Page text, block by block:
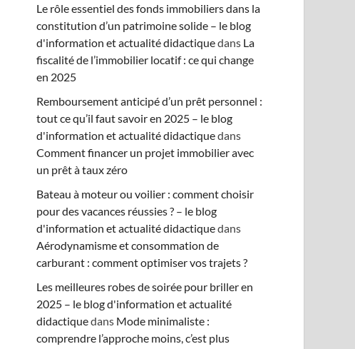
Le rôle essentiel des fonds immobiliers dans la
constitution d’un patrimoine solide – le blog
d'information et actualité didactiquedans La
fiscalité de l’immobilier locatif : ce qui change
en 2025
Remboursement anticipé d’un prêt personnel :
tout ce qu’il faut savoir en 2025 – le blog
d'information et actualité didactiquedans
Comment financer un projet immobilier avec
un prêt à taux zéro
Bateau à moteur ou voilier : comment choisir
pour des vacances réussies ? – le blog
d'information et actualité didactiquedans
Aérodynamisme et consommation de
carburant : comment optimiser vos trajets ?
Les meilleures robes de soirée pour briller en
2025 – le blog d'information et actualité
didactiquedans Mode minimaliste :
comprendre l’approche moins, c’est plus